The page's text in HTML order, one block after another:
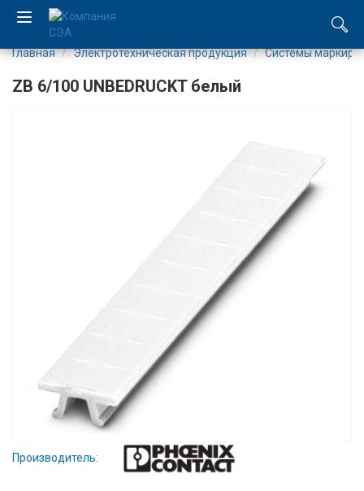
Новости
Вакансии
Вход/
авторизация
Производители
Главная Электротехническая продукция Системы
ZB 6/100 UNBEDRUCKT белый
Производитель: